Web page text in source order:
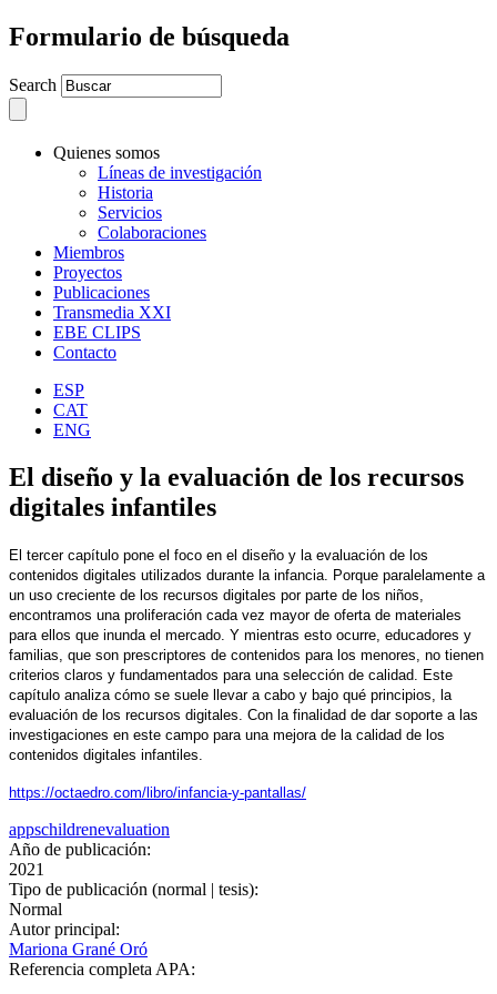
Formulario de búsqueda
Search
Quienes somos
Líneas de investigación
Historia
Servicios
Colaboraciones
Miembros
Proyectos
Publicaciones
Transmedia XXI
EBE CLIPS
Contacto
ESP
CAT
ENG
El diseño y la evaluación de los recursos
digitales infantiles
El tercer capítulo pone el foco en el diseño y la evaluación de los
contenidos digitales utilizados durante la infancia. Porque paralelamente a
un uso creciente de los recursos digitales por parte de los niños,
encontramos una proliferación cada vez mayor de oferta de materiales
para ellos que inunda el mercado. Y mientras esto ocurre, educadores y
familias, que son prescriptores de contenidos para los menores, no tienen
criterios claros y fundamentados para una selección de calidad. Este
capítulo analiza cómo se suele llevar a cabo y bajo qué principios, la
evaluación de los recursos digitales. Con la finalidad de dar soporte a las
investigaciones en este campo para una mejora de la calidad de los
contenidos digitales infantiles.
https://octaedro.com/libro/infancia-y-pantallas/
appschildrenevaluation
Año de publicación:
2021
Tipo de publicación (normal | tesis):
Normal
Autor principal:
Mariona Grané Oró
Referencia completa APA: